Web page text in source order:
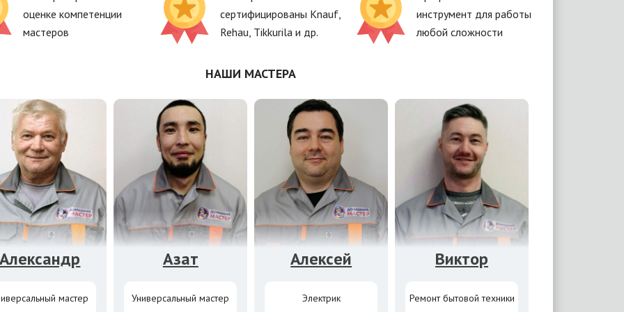
оценке компетенции
мастеров
сертифицированы Knauf,
Rehau, Tikkurila и др.
инструмент для работы
любой сложности
НАШИ МАСТЕРА
Александр
мастер
Азат
Универсальный мастер
Алексей
Электрик
Виктор
Ремонт бытовой техники